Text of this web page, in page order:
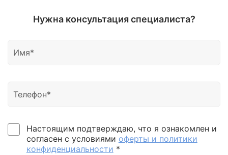
Нужна консультация специалиста?
Настоящим подтверждаю, что я ознакомлен и
согласен с условиями оферты и политики
конфиденциальности *